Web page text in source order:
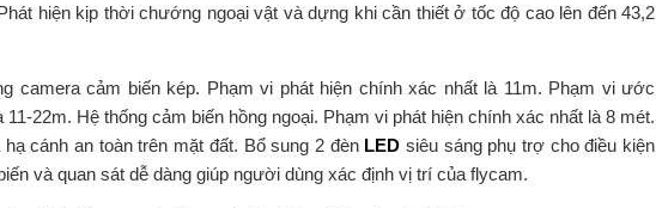
hiện kịp thời chướng ngoại vật và dựng khi cần thiết ở tốc độ cao lên đến 43,2
camera cảm biến kép. Phạm vi phát hiện chính xác nhất là 11m. Phạm vi ước
22m. Hệ thống cảm biến hồng ngoại. Phạm vi phát hiện chính xác nhất là 8 mét.
cánh an toàn trên mặt đất. Bổ sung 2 đèn LED siêu sáng phụ trợ cho điều kiện
và quan sát dễ dàng giúp người dùng xác định vị trí của flycam.